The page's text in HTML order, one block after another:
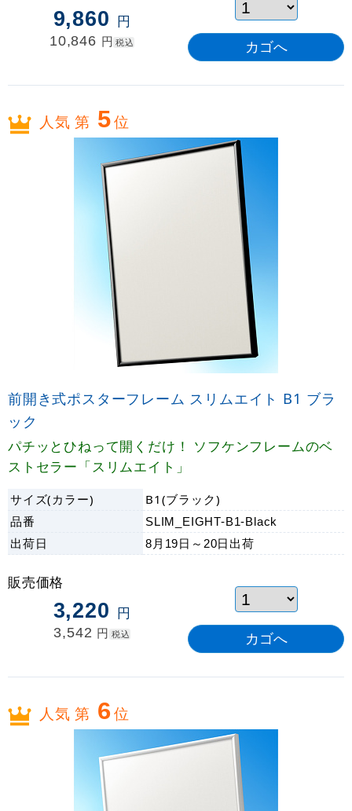
9,860 円
10,846 円 税込
人気 第 5位
前開き式ポスターフレーム スリムエイト B1 ブラ
ック
パチッとひねって開くだけ！ ソフケンフレームのベ
ストセラー「スリムエイト」
サイズ(カラー)
B1(ブラック)
品番
SLIM_EIGHT-B1-Black
出荷日 8月19日～20日 出荷
販売価格
3,220 円
3,542 円 税込
人気 第 6位